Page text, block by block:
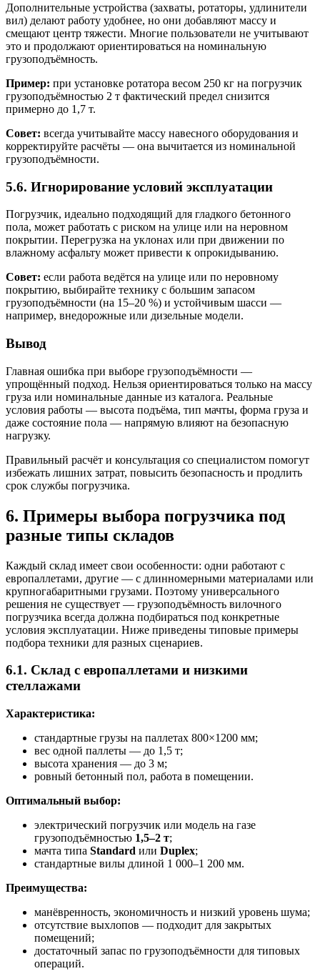
Дополнительные устройства (захваты, ротаторы, удлинители
вил) делают работу удобнее, но они добавляют массу и
смещают центр тяжести. Многие пользователи не учитывают
это и продолжают ориентироваться на номинальную
грузоподъёмность.
Пример: при установке ротатора весом 250 кг на погрузчик
грузоподъёмностью 2 т фактический предел снизится
примерно до 1,7 т.
Совет: всегда учитывайте массу навесного оборудования и
корректируйте расчёты — она вычитается из номинальной
грузоподъёмности.
5.6. Игнорирование условий эксплуатации
Погрузчик, идеально подходящий для гладкого бетонного
пола, может работать с риском на улице или на неровном
покрытии. Перегрузка на уклонах или при движении по
влажному асфальту может привести к опрокидыванию.
Совет: если работа ведётся на улице или по неровному
покрытию, выбирайте технику с большим запасом
грузоподъёмности (на 15–20 %) и устойчивым шасси —
например, внедорожные или дизельные модели.
Вывод
Главная ошибка при выборе грузоподъёмности —
упрощённый подход. Нельзя ориентироваться только на массу
груза или номинальные данные из каталога. Реальные
условия работы — высота подъёма, тип мачты, форма груза и
даже состояние пола — напрямую влияют на безопасную
нагрузку.
Правильный расчёт и консультация со специалистом помогут
избежать лишних затрат, повысить безопасность и продлить
срок службы погрузчика.
6. Примеры выбора погрузчика под
разные типы складов
Каждый склад имеет свои особенности: одни работают с
европаллетами, другие — с длинномерными материалами или
крупногабаритными грузами. Поэтому универсального
решения не существует — грузоподъёмность вилочного
погрузчика всегда должна подбираться под конкретные
условия эксплуатации. Ниже приведены типовые примеры
подбора техники для разных сценариев.
6.1. Склад с европаллетами и низкими
стеллажами
Характеристика:
стандартные грузы на паллетах 800×1200 мм;
вес одной паллеты — до 1,5 т;
высота хранения — до 3 м;
ровный бетонный пол, работа в помещении.
Оптимальный выбор:
электрический погрузчик или модель на газе
грузоподъёмностью 1,5–2 т;
мачта типа Standard или Duplex;
стандартные вилы длиной 1 000–1 200 мм.
Преимущества:
манёвренность, экономичность и низкий уровень шума;
отсутствие выхлопов — подходит для закрытых
помещений;
достаточный запас по грузоподъёмности для типовых
операций.